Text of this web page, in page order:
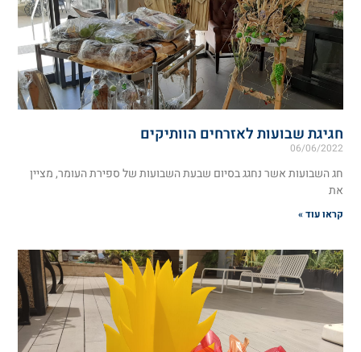
חגיגת שבועות לאזרחים הוותיקים
06/06/2022
חג השבועות אשר נחגג בסיום שבעת השבועות של ספירת העומר, מציין
את
קראו עוד »